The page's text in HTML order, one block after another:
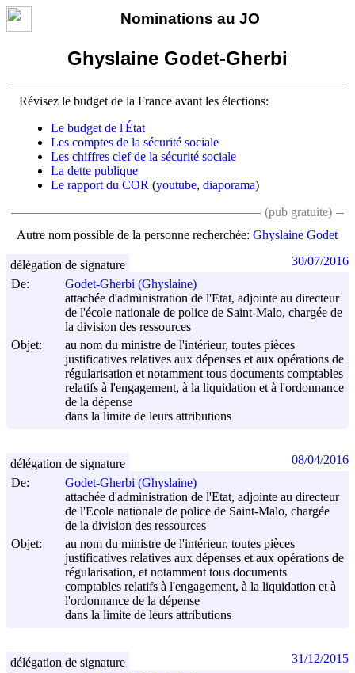
Nominations au JO
Ghyslaine Godet-Gherbi
Révisez le budget de la France avant les élections:
Le budget de l'État
Les comptes de la sécurité sociale
Les chiffres clef de la sécurité sociale
La dette publique
Le rapport du COR (youtube, diaporama)
(pub gratuite)
Autre nom possible de la personne recherchée: Ghyslaine Godet
De:
Godet-Gherbi (Ghyslaine)
attachée d'administration de l'Etat, adjointe au directeur
de l'école nationale de police de Saint-Malo, chargée de
la division des ressources
Objet:
au nom du ministre de l'intérieur, toutes pièces
justificatives relatives aux dépenses et aux opérations de
régularisation et notamment tous documents comptables
relatifs à l'engagement, à la liquidation et à l'ordonnance
de la dépense
dans la limite de leurs attributions
délégation de signature 30/07/2016
De:
Godet-Gherbi (Ghyslaine)
attachée d'administration de l'Etat, adjointe au directeur
de l'Ecole nationale de police de Saint-Malo, chargée
de la division des ressources
Objet:
au nom du ministre de l'intérieur, toutes pièces
justificatives relatives aux dépenses et aux opérations de
régularisation, et notamment tous documents
comptables relatifs à l'engagement, à la liquidation et à
l'ordonnance de la dépense
dans la limite de leurs attributions
délégation de signature 08/04/2016
délégation de signature 31/12/2015